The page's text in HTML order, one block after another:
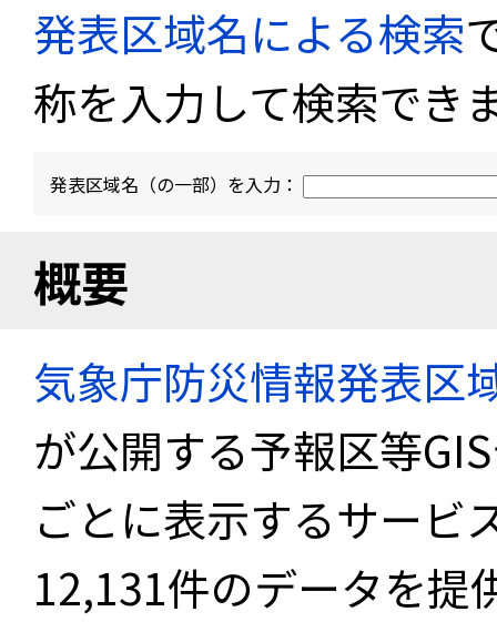
発表区域名による検索
称を入力して検索でき
発表区域名（の一部）を入力：
概要
気象庁防災情報発表区
が公開する予報区等
ごとに表示するサービ
12,131件のデータを提